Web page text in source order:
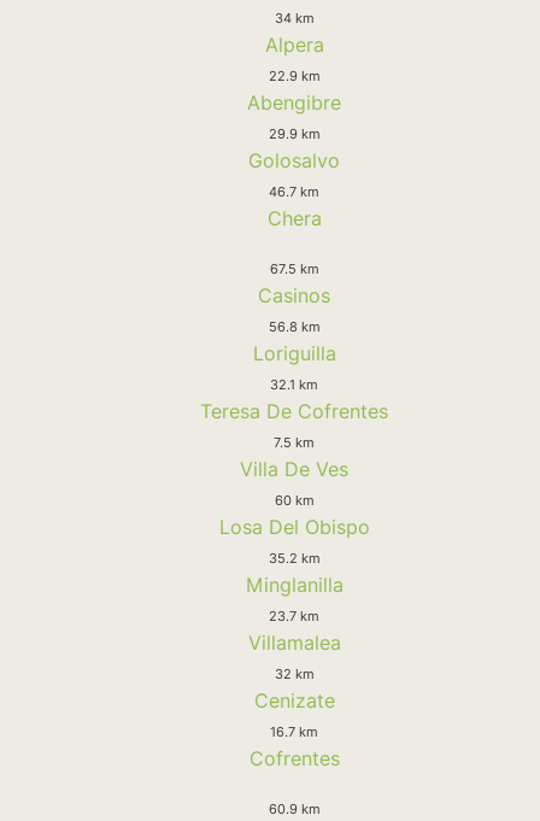
34 km
Alpera
22.9 km
Abengibre
29.9 km
Golosalvo
46.7 km
Chera
67.5 km
Casinos
56.8 km
Loriguilla
32.1 km
Teresa De Cofrentes
7.5 km
Villa De Ves
60 km
Losa Del Obispo
35.2 km
Minglanilla
23.7 km
Villamalea
32 km
Cenizate
16.7 km
Cofrentes
60.9 km